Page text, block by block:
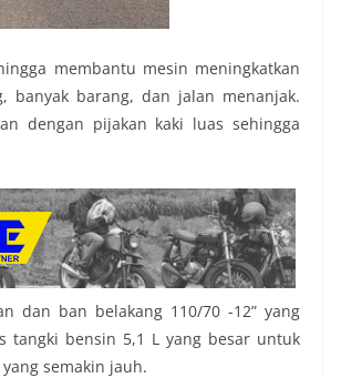
membantu mesin meningkatkan
banyak barang, dan jalan menanjak.
dengan pijakan kaki luas sehingga
dan ban belakang 110/70 -12” yang
tangki bensin 5,1 L yang besar untuk
semakin jauh.